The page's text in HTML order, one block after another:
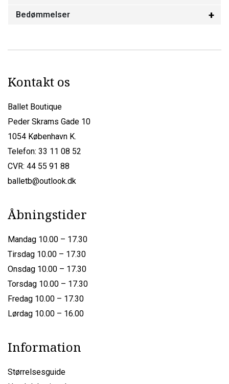
Bedømmelser
Kontakt os
Ballet Boutique
Peder Skrams Gade 10
1054 København K.
Telefon: 33 11 08 52
CVR: 44 55 91 88
balletb@outlook.dk
Åbningstider
Mandag 10.00 – 17.30
Tirsdag 10.00 – 17.30
Onsdag 10.00 – 17.30
Torsdag 10.00 – 17.30
Fredag 10.00 – 17.30
Lørdag 10.00 – 16.00
Information
Størrelsesguide